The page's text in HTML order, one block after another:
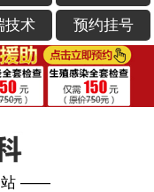
技术 预约挂号
站 ——